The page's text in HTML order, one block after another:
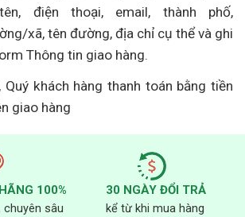
điện thoại, email, thành phố,
xã, tên đường, địa chỉ cụ thể và ghi
Thông tin giao hàng.
Quý khách hàng thanh toán bằng tiền
giao hàng
100%
chuyên sâu
30 NGÀY ĐỔI TRẢ
kể từ khi mua hàng